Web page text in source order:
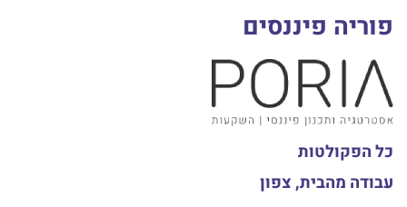
פוריה פיננסים
כל הפקולטות
עבודה מהבית, צפון